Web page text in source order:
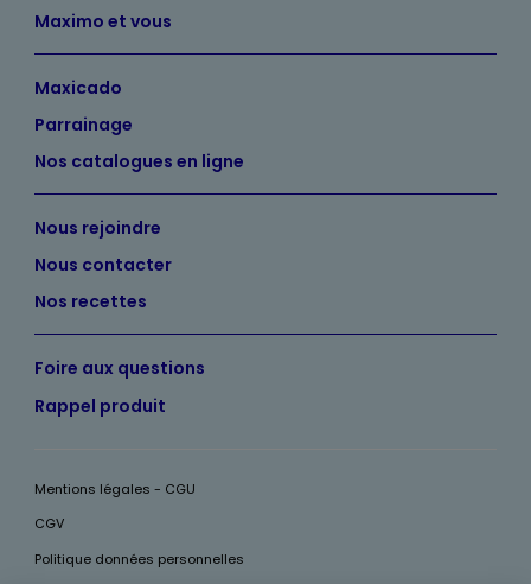
Maximo et vous
Maxicado
Parrainage
Nos catalogues en ligne
Nous rejoindre
Nous contacter
Nos recettes
Foire aux questions
Rappel produit
Mentions légales - CGU
CGV
Politique données personnelles